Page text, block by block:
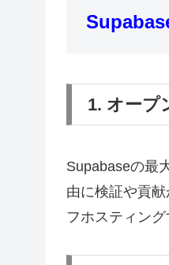
1. オープ
Supabaseの最
由に検証や貢
フホスティング